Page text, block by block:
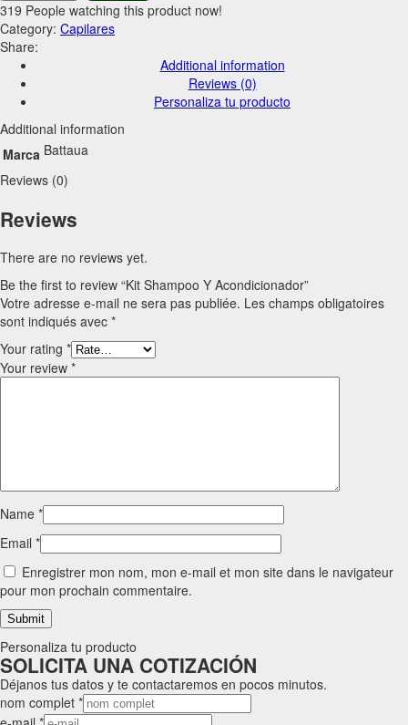
319 People watching this product now!
Category: Capilares
Share:
Additional information
Reviews (0)
Personaliza tu producto
Additional information
Marca Battaua
Reviews (0)
Reviews
There are no reviews yet.
Be the first to review “Kit Shampoo Y Acondicionador”
Votre adresse e-mail ne sera pas publiée. Les champs obligatoires
sont indiqués avec *
Your rating *
Your review *
Name *
Email *
Enregistrer mon nom, mon e-mail et mon site dans le navigateur
pour mon prochain commentaire.
Personaliza tu producto
SOLICITA UNA COTIZACIÓN
Déjanos tus datos y te contactaremos en pocos minutos.
nom complet *